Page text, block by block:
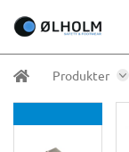
Produkter